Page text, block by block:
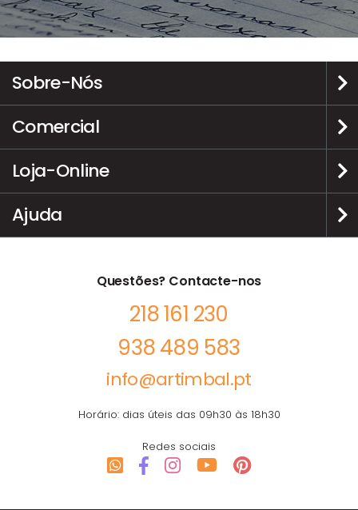
Sobre-Nós
Comercial
Loja-Online
Ajuda
Questões? Contacte-nos
218 161 230
938 489 583
info@artimbal.pt
Horário: dias úteis das 09h30 às 18h30
Redes sociais